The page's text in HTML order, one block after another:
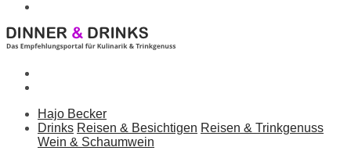
Hajo Becker
Drinks Reisen & Besichtigen Reisen & Trinkgenuss
Wein & Schaumwein